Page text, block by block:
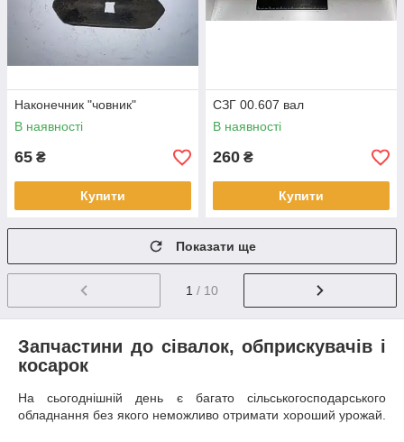
Наконечник "човник"
В наявності
65 ₴
Купити
СЗГ 00.607 вал
В наявності
260 ₴
Купити
Показати ще
1 / 10
Запчастини до сівалок, обприскувачів і
косарок
На сьогоднішній день є багато сільськогосподарського
обладнання без якого неможливо отримати хороший урожай.